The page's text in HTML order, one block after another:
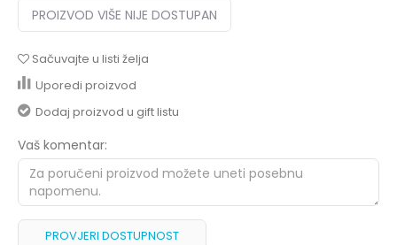
PROIZVOD VIŠE NIJE DOSTUPAN
Sačuvajte u listi želja
Uporedi proizvod
Dodaj proizvod u gift listu
Vaš komentar:
PROVJERI DOSTUPNOST